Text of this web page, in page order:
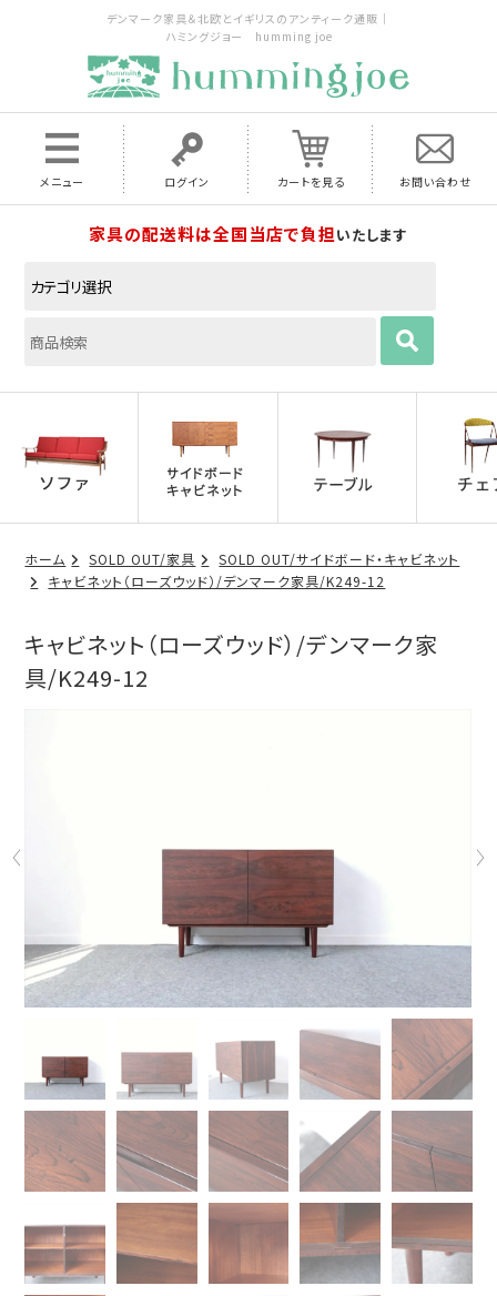
デンマーク家具＆北欧とイギリスのアンティーク通販｜
ハミングジョー humming joe
メニュー ログイン カートを見る お問い合わせ
家具の配送料は全国当店で負担いたします
ホーム SOLD OUT/家具
SOLD OUT/サイドボード・キャビネット
キャビネット（ローズウッド）/デンマーク家具/K249-12
キャビネット（ローズウッド）/デンマーク家
具/K249-12